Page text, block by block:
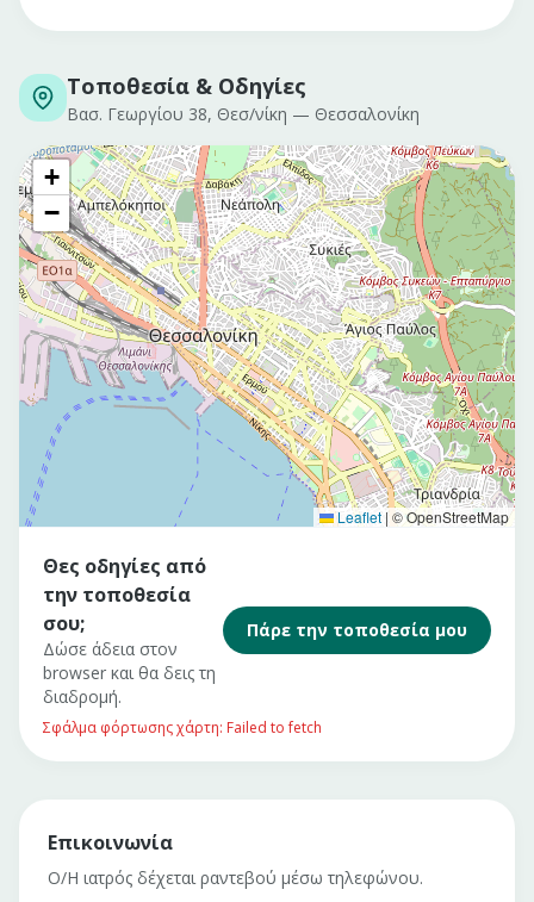
Τοποθεσία & Οδηγίες
Βασ. Γεωργίου 38, Θεσ/νίκη — Θεσσαλονίκη
+
−
Leaflet |© OpenStreetMap
Θες οδηγίες από
την τοποθεσία
σου;
Δώσε άδεια στον
browser και θα δεις τη
διαδρομή.
Πάρε την τοποθεσία μου
Σφάλμα φόρτωσης χάρτη: Failed to fetch
Επικοινωνία
Ο/Η ιατρός δέχεται ραντεβού μέσω τηλεφώνου.